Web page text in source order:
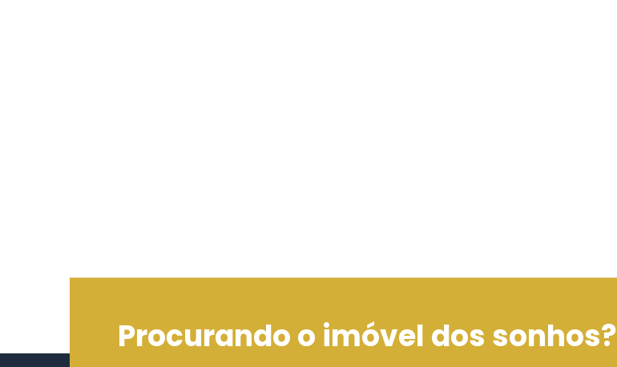
Procurando o imóvel dos sonhos?